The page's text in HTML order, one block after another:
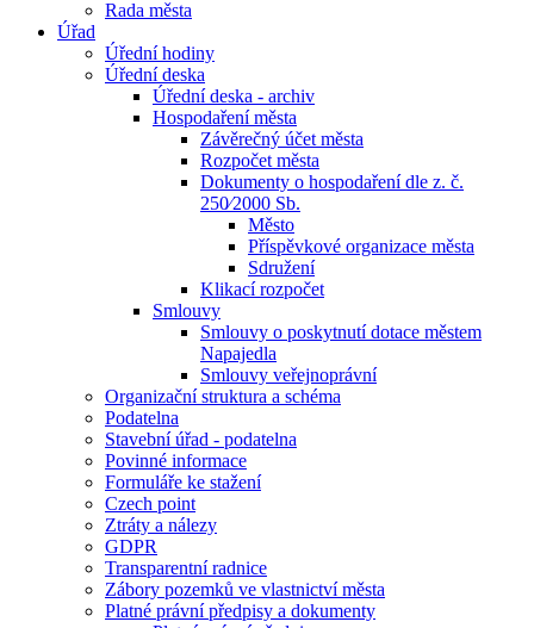
Rada města
Úřad
Úřední hodiny
Úřední deska
Úřední deska - archiv
Hospodaření města
Závěrečný účet města
Rozpočet města
Dokumenty o hospodaření dle z. č.
250⁄2000 Sb.
Město
Příspěvkové organizace města
Sdružení
Klikací rozpočet
Smlouvy
Smlouvy o poskytnutí dotace městem
Napajedla
Smlouvy veřejnoprávní
Organizační struktura a schéma
Podatelna
Stavební úřad - podatelna
Povinné informace
Formuláře ke stažení
Czech point
Ztráty a nálezy
GDPR
Transparentní radnice
Zábory pozemků ve vlastnictví města
Platné právní předpisy a dokumenty